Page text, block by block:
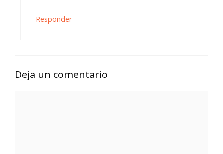
Responder
Deja un comentario